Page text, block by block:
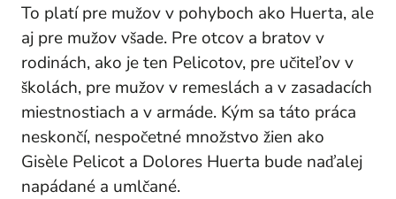
To platí pre mužov v pohyboch ako Huerta, ale
aj pre mužov všade. Pre otcov a bratov v
rodinách, ako je ten Pelicotov, pre učiteľov v
školách, pre mužov v remeslách a v zasadacích
miestnostiach a v armáde. Kým sa táto práca
neskončí, nespočetné množstvo žien ako
Gisèle Pelicot a Dolores Huerta bude naďalej
napádané a umlčané.